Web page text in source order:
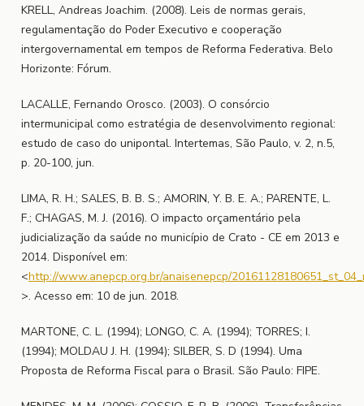
KRELL, Andreas Joachim. (2008). Leis de normas gerais,
regulamentação do Poder Executivo e cooperação
intergovernamental em tempos de Reforma Federativa. Belo
Horizonte: Fórum.
LACALLE, Fernando Orosco. (2003). O consórcio
intermunicipal como estratégia de desenvolvimento regional:
estudo de caso do unipontal. Intertemas, São Paulo, v. 2, n.5,
p. 20-100, jun.
LIMA, R. H.; SALES, B. B. S.; AMORIN, Y. B. E. A.; PARENTE, L.
F.; CHAGAS, M. J. (2016). O impacto orçamentário pela
judicialização da saúde no município de Crato - CE em 2013 e
2014. Disponível em:
<http://www.anepcp.org.br/anaisenepcp/
>. Acesso em: 10 de jun. 2018.
MARTONE, C. L. (1994); LONGO, C. A. (1994); TORRES; I.
(1994); MOLDAU J. H. (1994); SILBER, S. D (1994). Uma
Proposta de Reforma Fiscal para o Brasil. São Paulo: FIPE.